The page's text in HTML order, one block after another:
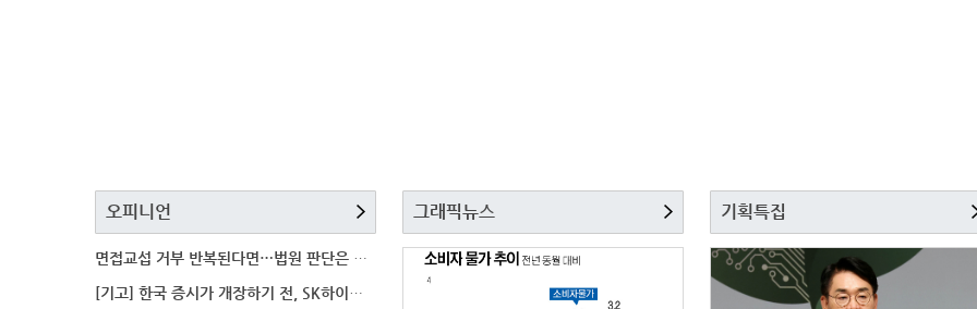
오피니언
면접교섭 거부 반복된다면…법원 판단은 달라질까
[기고] 한국 증시가 개장하기 전, SK하이닉스 가격은
그래픽뉴스 기획특집